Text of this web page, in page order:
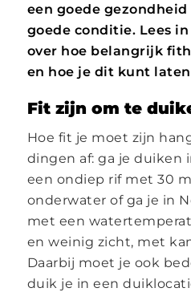
een goede
goede conditie. Lees
over hoe belangrijk
en hoe je dit kunt
Fit zijn om te
Hoe fit je moet zijn
dingen af: ga je duiken
een ondiep rif met 30
onderwater of ga je in
met een
en weinig zicht, met
Daarbij moet je ook
duik je in een